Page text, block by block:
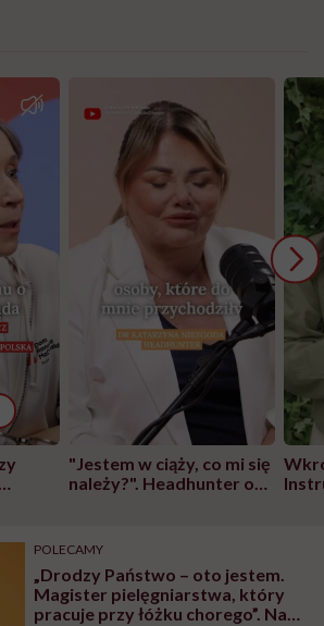
"Jestem w ciąży, co mi się
należy?". Headhunter o
pracy
POLECAMY
„Drodzy Państwo – oto jestem.
Magister pielęgniarstwa, który
pracuje przy łóżku chorego”. Na